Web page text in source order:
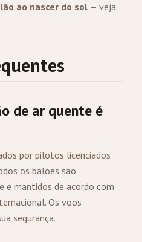
ao nascer do sol — veja
de ar quente é
por pilotos licenciados
os balões são
e mantidos de acordo com
Os voos
segurança.